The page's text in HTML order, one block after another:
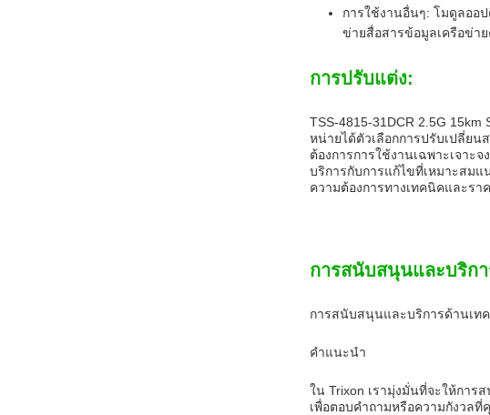
การใช้งานอื่นๆ: โมดูลออป
ข่ายสื่อสารข้อมูลเครือข่า
การปรับแต่ง:
TSS-4815-31DCR 2.5G
หน่ายได้ตัวเลือกการปรับเปลี่ย
ต้องการการใช้งานเฉพาะเจาะ
บริการกับการแก้ไขที่เหมาะสมแ
ความต้องการทางเทคนิคและรา
การสนับสนุนและบริกา
การสนับสนุนและบริการด้านเท
คําแนะนํา
ใน Trixon เรามุ่งมั่นที่จะให้กา
เพื่อตอบคําถามหรือความกังวลที่